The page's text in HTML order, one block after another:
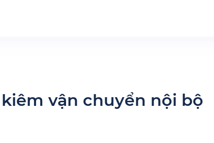
vận chuyển nội bộ